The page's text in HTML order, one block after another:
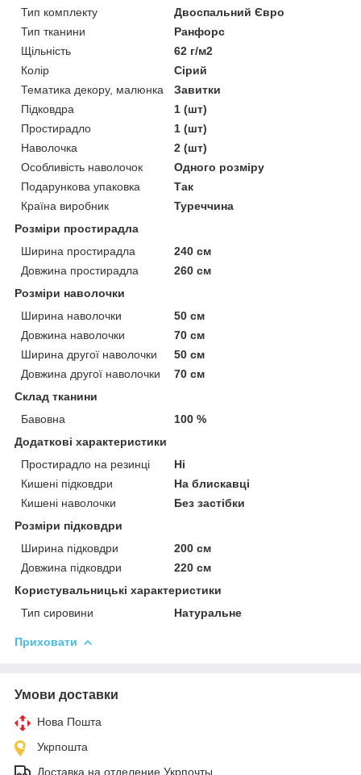
Тип комплекту
Двоспальний Євро
Тип тканини
Ранфорс
Щільність
62 г/м2
Колір
Сірий
Тематика декору, малюнка
Завитки
Підковдра
1 (шт)
Простирадло
1 (шт)
Наволочка
2 (шт)
Особливість наволочок
Одного розміру
Подарункова упаковка
Так
Країна виробник
Туреччина
Розміри простирадла
Ширина простирадла
240 см
Довжина простирадла
260 см
Розміри наволочки
Ширина наволочки
50 см
Довжина наволочки
70 см
Ширина другої наволочки
50 см
Довжина другої наволочки
70 см
Склад тканини
Бавовна
100 %
Додаткові характеристики
Простирадло на резинці
Ні
Кишені підковдри
На блискавці
Кишені наволочки
Без застібки
Розміри підковдри
Ширина підковдри
200 см
Довжина підковдри
220 см
Користувальницькі характеристики
Тип сировини
Натуральне
Приховати
Умови доставки
Нова Пошта
Укрпошта
Доставка на отделение Укрпочты